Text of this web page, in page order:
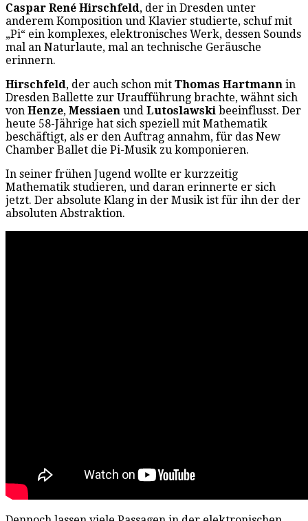
Caspar René Hirschfeld, der in Dresden unter
anderem Komposition und Klavier studierte, schuf mit
„Pi“ ein komplexes, elektronisches Werk, dessen Sounds
mal an Naturlaute, mal an technische Geräusche
erinnern.
Hirschfeld, der auch schon mit Thomas Hartmann in
Dresden Ballette zur Uraufführung brachte, wähnt sich
von Henze, Messiaen und Lutoslawski beeinflusst. Der
heute 58-Jährige hat sich speziell mit Mathematik
beschäftigt, als er den Auftrag annahm, für das New
Chamber Ballet die Pi-Musik zu komponieren.
In seiner frühen Jugend wollte er kurzzeitig
Mathematik studieren, und daran erinnerte er sich
jetzt. Der absolute Klang in der Musik ist für ihn der der
absoluten Abstraktion.